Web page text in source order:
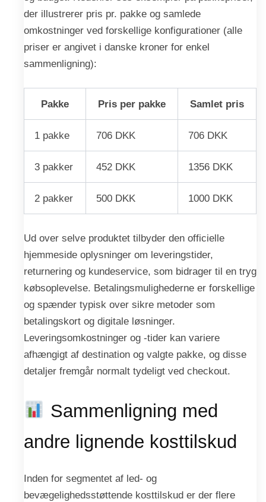
der illustrerer pris pr. pakke og samlede
omkostninger ved forskellige konfigurationer (alle
priser er angivet i danske kroner for enkel
sammenligning):
Pakke Pris per pakke Samlet pris
1 pakke 706 DKK 706 DKK
3 pakker 452 DKK 1356 DKK
2 pakker 500 DKK 1000 DKK
Ud over selve produktet tilbyder den officielle
hjemmeside oplysninger om leveringstider,
returnering og kundeservice, som bidrager til en tryg
købsoplevelse. Betalingsmulighederne er forskellige
og spænder typisk over sikre metoder som
betalingskort og digitale løsninger.
Leveringsomkostninger og -tider kan variere
afhængigt af destination og valgte pakke, og disse
detaljer fremgår normalt tydeligt ved checkout.
Sammenligning med
andre lignende kosttilskud
Inden for segmentet af led- og
bevægelighedsstøttende kosttilskud er der flere